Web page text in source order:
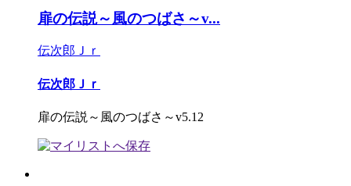
扉の伝説～風のつばさ～v...
伝次郎Ｊｒ
伝次郎Ｊｒ
扉の伝説～風のつばさ～v5.12